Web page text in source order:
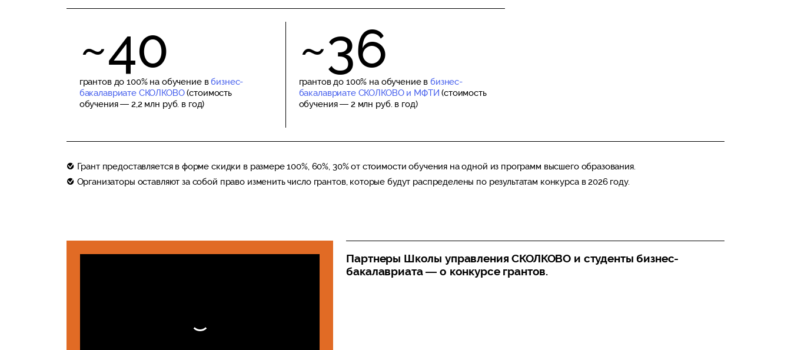
~40
грантов до 100% на обучение вбизнес-
бакалавриате СКОЛКОВО(стоимость
обучения — 2,2 млн руб. в год)
~36
грантов до 100% на обучение вбизнес-
бакалавриате СКОЛКОВО и МФТИ (стоимость
обучения — 2 млн руб. в год)
Грант предоставляется в форме скидки в размере 100%, 60%, 30% от стоимости обучения на одной из программ высшего образования.
Организаторы оставляют за собой право изменить число грантов, которые будут распределены по результатам конкурса в 2026 году.
Партнеры Школы управления СКОЛКОВО и студенты бизнес-
бакалавриата — о конкурсе грантов.